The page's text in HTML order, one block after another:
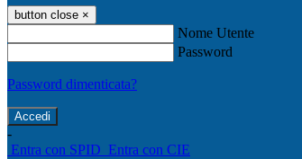
button close ×
Nome Utente
Password
Password dimenticata?
-
Entra con SPID Entra con CIE